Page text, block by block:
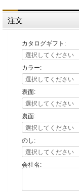
注文
カタログギフト:
カラー:
表面:
裏面:
のし:
会社名: